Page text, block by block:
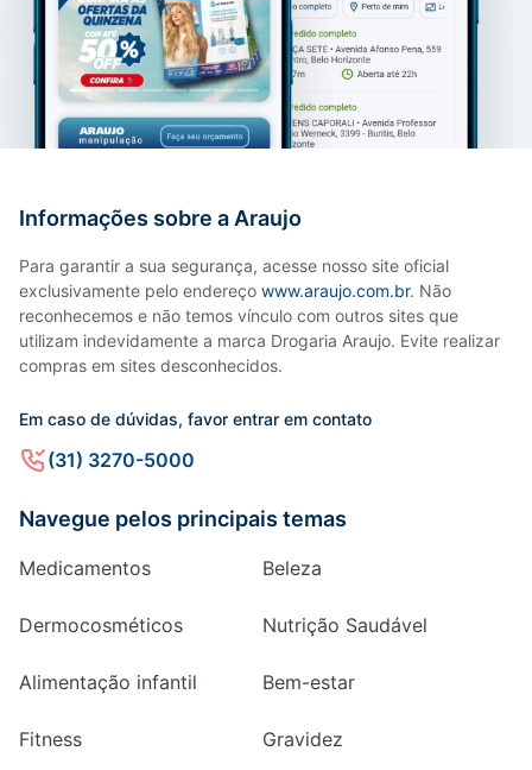
Informações sobre a Araujo
Para garantir a sua segurança, acesse nosso site oficial
exclusivamente pelo endereço www.araujo.com.br. Não
reconhecemos e não temos vínculo com outros sites que
utilizam indevidamente a marca Drogaria Araujo. Evite realizar
compras em sites desconhecidos.
Em caso de dúvidas, favor entrar em contato
(31) 3270-5000
Navegue pelos principais temas
Medicamentos Beleza
Dermocosméticos Nutrição Saudável
Alimentação infantil Bem-estar
Fitness Gravidez